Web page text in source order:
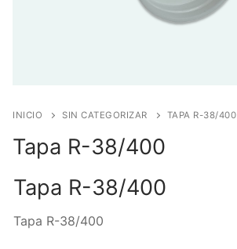
INICIO SIN CATEGORIZAR TAPA R-38/400
Tapa R-38/400
Tapa R-38/400
Tapa R-38/400